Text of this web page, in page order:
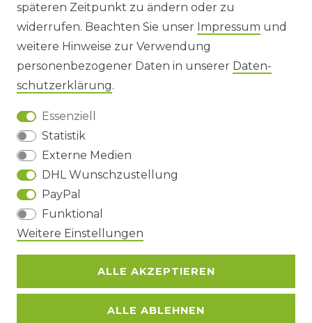
IMPRESSUM
AGB UND KUNDENINFORMATIONEN
DATENSCHUTZERKLÄRUNG
BARRIEREFREIHEIT
Impressum Daten­schutz­erklärung
Barrierefreiheitserklärung
VERTRAG WIDERRUFEN Kontakt
späteren Zeitpunkt zu ändern oder zu
widerrufen. Beachten Sie unser Impressum und
weitere Hinweise zur Verwendung
personenbezogener Daten in unserer Daten­
schutz­erklärung.
Essenziell
Statistik
Externe Medien
DHL Wunschzustellung
PayPal
Funktional
Weitere Einstellungen
ALLE AKZEPTIEREN
ALLE ABLEHNEN